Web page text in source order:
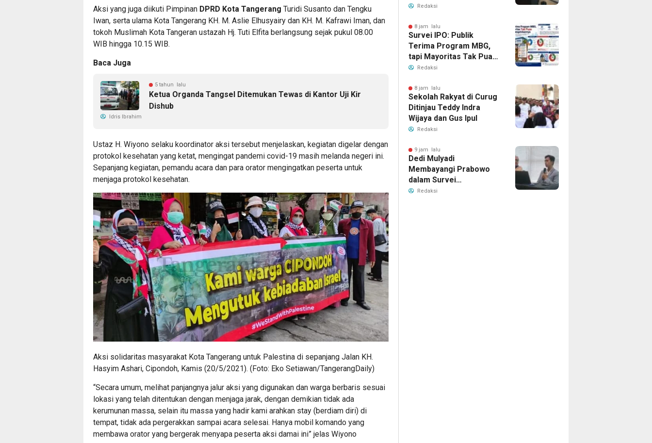
Aksi yang juga diikuti Pimpinan DPRD Kota Tangerang Turidi Susanto dan Tengku
Iwan, serta ulama Kota Tangerang KH. M. Aslie Elhusyairy dan KH. M. Kafrawi Iman, dan
tokoh Muslimah Kota Tangeran ustazah Hj. Tuti Elfita berlangsung sejak pukul 08.00
WIB hingga 10.15 WIB.
Baca Juga
5 tahun lalu
Ketua Organda Tangsel Ditemukan Tewas di Kantor Uji Kir
Dishub
Idris Ibrahim
Ustaz H. Wiyono selaku koordinator aksi tersebut menjelaskan, kegiatan digelar dengan
protokol kesehatan yang ketat, mengingat pandemi covid-19 masih melanda negeri ini.
Sepanjang kegiatan, pemandu acara dan para orator mengingatkan peserta untuk
menjaga protokol kesehatan.
Aksi solidaritas masyarakat Kota Tangerang untuk Palestina di sepanjang Jalan KH.
Hasyim Ashari, Cipondoh, Kamis (20/5/2021). (Foto: Eko Setiawan/TangerangDaily)
“Secara umum, melihat panjangnya jalur aksi yang digunakan dan warga berbaris sesuai
lokasi yang telah ditentukan dengan menjaga jarak, dengan demikian tidak ada
kerumunan massa, selain itu massa yang hadir kami arahkan stay (berdiam diri) di
tempat, tidak ada pergerakkan sampai acara selesai. Hanya mobil komando yang
membawa orator yang bergerak menyapa peserta aksi damai ini” jelas Wiyono
Redaksi
8 jam lalu
Survei IPO: Publik
Terima Program MBG,
tapi Mayoritas Tak Puas
dengan Pengelolaannya
Redaksi
8 jam lalu
Sekolah Rakyat di Curug
Ditinjau Teddy Indra
Wijaya dan Gus Ipul
Redaksi
9 jam lalu
Dedi Mulyadi
Membayangi Prabowo
dalam Survei
Elektabilitas Capres IPO
Redaksi